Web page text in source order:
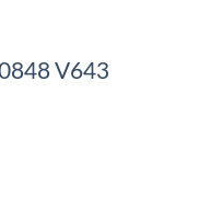
V643